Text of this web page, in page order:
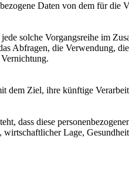
Daten von dem für die
solche Vorgangsreihe im
Abfragen, die Verwendung,
dem Ziel, ihre künftige
dass diese
Lage,